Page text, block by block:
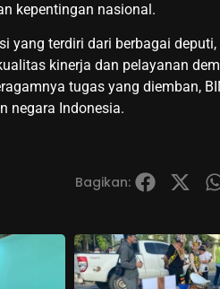
kepentingan nasional.
yang terdiri dari berbagai
kinerja dan pelayanan
tugas yang diemban,
negara Indonesia.
Bagikan: